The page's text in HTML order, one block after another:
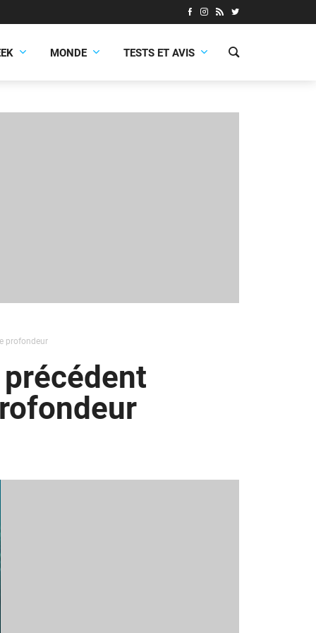
MONDE TESTS ET AVIS
profondeur